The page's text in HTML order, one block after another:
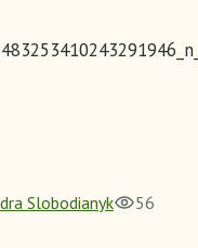
Slobodianyk
56